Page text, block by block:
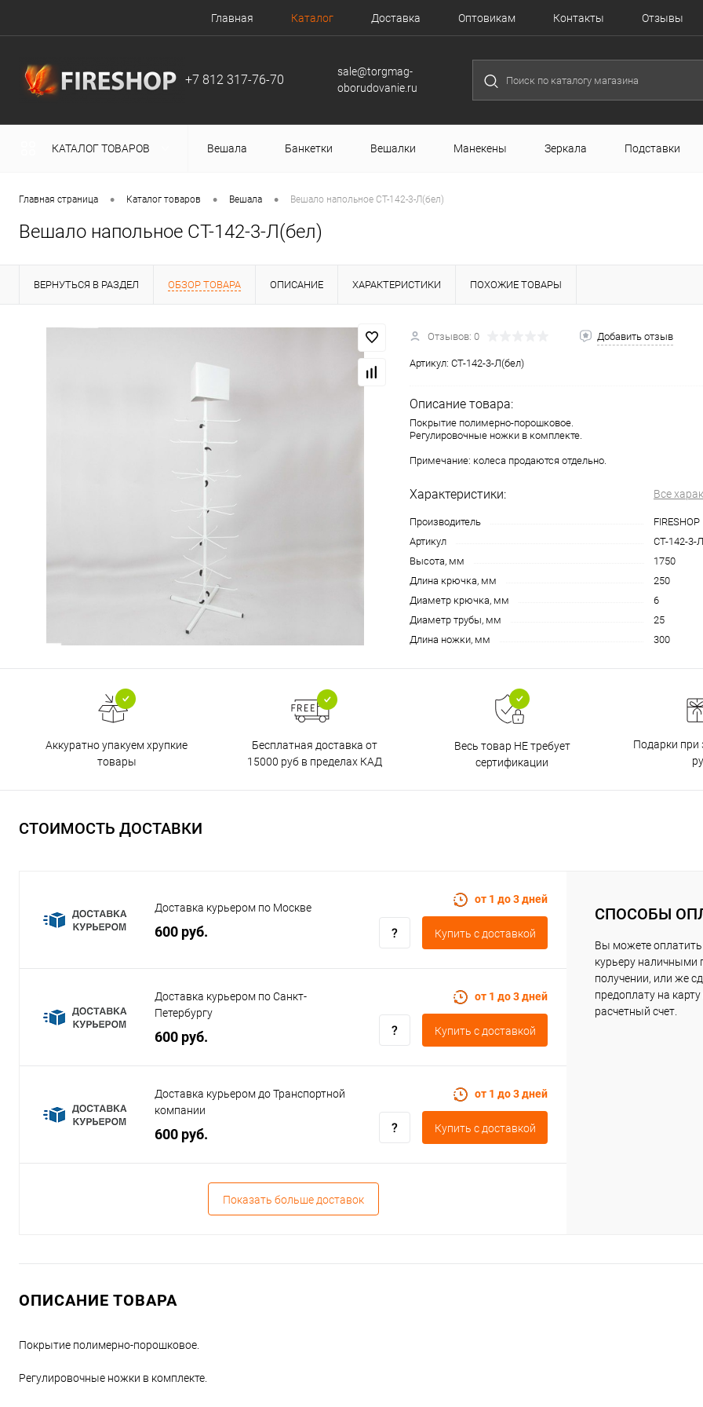
Главная Каталог Доставка Оптовикам Контакты Отзывы
+7 812 317-76-70
sale@torgmag-
oborudovanie.ru
КАТАЛОГ ТОВАРОВ Вешала Банкетки Вешалки Манекены Зеркала Подставки
Главная страница • Каталог товаров • Вешала • Вешало напольное СТ-142-3-Л(бел)
Вешало напольное СТ-142-3-Л(бел)
ВЕРНУТЬСЯ В РАЗДЕЛ ОБЗОР ТОВАРА ОПИСАНИЕ ХАРАКТЕРИСТИКИ ПОХОЖИЕ ТОВАРЫ
Отзывов: 0 Добавить отзыв
Артикул: СТ-142-3-Л(бел)
Описание товара:
Покрытие полимерно-порошковое.
Регулировочные ножки в комплекте.
Примечание: колеса продаются отдельно.
Характеристики: Все
Производитель
FIRESHOP
Артикул
СТ-142-3-
Высота, мм
1750
Длина крючка, мм
250
Диаметр крючка, мм
6
Диаметр трубы, мм
25
Длина ножки, мм
300
Аккуратно упакуем хрупкие
товары
Бесплатная доставка от
15000 руб в пределах КАД
Весь товар НЕ требует
сертификации
Подарки при
СТОИМОСТЬ ДОСТАВКИ
Доставка курьером по Москве
600 руб.
от 1 до 3 дней
Купить c доставкой
Доставка курьером по Санкт-
Петербургу
600 руб.
от 1 до 3 дней
Купить c доставкой
Доставка курьером до Транспортной
компании
600 руб.
от 1 до 3 дней
Купить c доставкой
Показать больше доставок
СПОСОБЫ
Вы можете оплатить
курьеру наличными
получении, или же
предоплату на карту
расчетный счет.
ОПИСАНИЕ ТОВАРА
Покрытие полимерно-порошковое.
Регулировочные ножки в комплекте.